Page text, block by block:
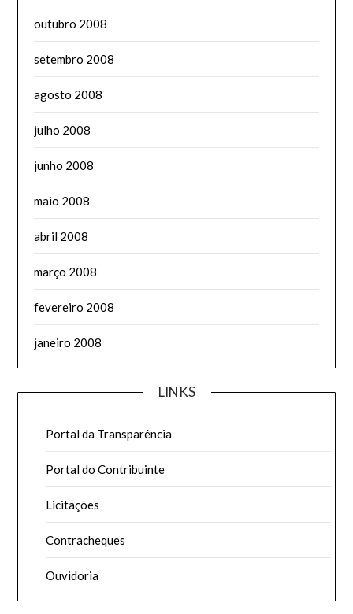
outubro 2008
setembro 2008
agosto 2008
julho 2008
junho 2008
maio 2008
abril 2008
março 2008
fevereiro 2008
janeiro 2008
LINKS
Portal da Transparência
Portal do Contribuinte
Licitações
Contracheques
Ouvidoria